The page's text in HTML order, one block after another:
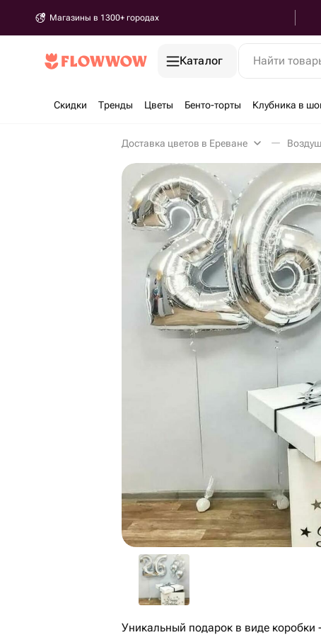
Магазины в 1300+ городах
Каталог Найти
Скидки Тренды Цветы Бенто-торты Клубника в
Доставка цветов в Ереване
Уникальный подарок в виде